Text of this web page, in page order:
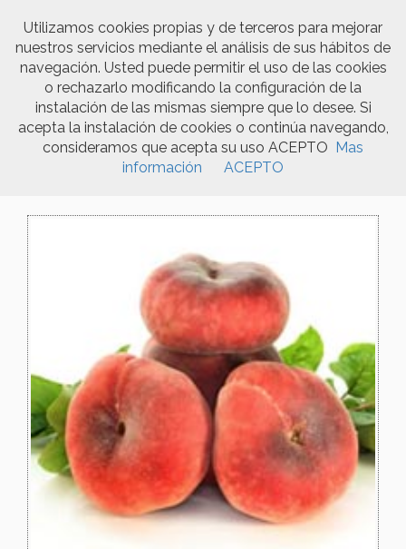
Productos
Utilizamos cookies propias y de terceros para mejorar
nuestros servicios mediante el análisis de sus hábitos de
navegación. Usted puede permitir el uso de las cookies
o rechazarlo modificando la configuración de la
instalación de las mismas siempre que lo desee. Si
acepta la instalación de cookies o continúa navegando,
consideramos que acepta su uso ACEPTO Mas
información
ACEPTO